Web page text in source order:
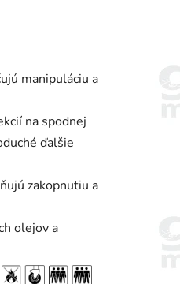
manipuláciu a
na spodnej
ďalšie
zakopnutiu a
olejov a